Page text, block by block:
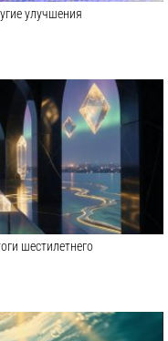
улучшения
шестилетнего